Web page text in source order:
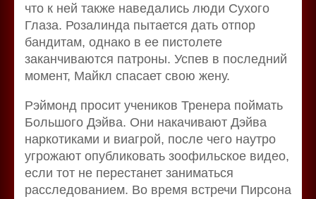
что к ней также наведались люди Сухого
Глаза. Розалинда пытается дать отпор
бандитам, однако в ее пистолете
заканчиваются патроны. Успев в последний
момент, Майкл спасает свою жену.
Рэймонд просит учеников Тренера поймать
Большого Дэйва. Они накачивают Дэйва
наркотиками и виагрой, после чего наутро
угрожают опубликовать зоофильское видео,
если тот не перестанет заниматься
расследованием. Во время встречи Пирсона